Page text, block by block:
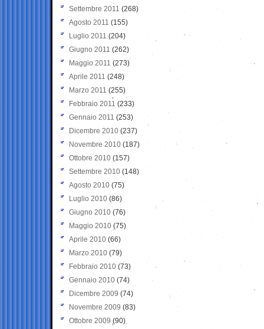
Settembre 2011 (268)
Agosto 2011 (155)
Luglio 2011 (204)
Giugno 2011 (262)
Maggio 2011 (273)
Aprile 2011 (248)
Marzo 2011 (255)
Febbraio 2011 (233)
Gennaio 2011 (253)
Dicembre 2010 (237)
Novembre 2010 (187)
Ottobre 2010 (157)
Settembre 2010 (148)
Agosto 2010 (75)
Luglio 2010 (86)
Giugno 2010 (76)
Maggio 2010 (75)
Aprile 2010 (66)
Marzo 2010 (79)
Febbraio 2010 (73)
Gennaio 2010 (74)
Dicembre 2009 (74)
Novembre 2009 (83)
Ottobre 2009 (90)